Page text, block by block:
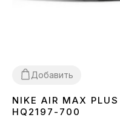
Добавить
4041 4243 4445
NIKE AIR MAX
HQ2197-700